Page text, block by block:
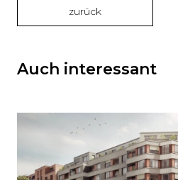
zurück
Auch interessant